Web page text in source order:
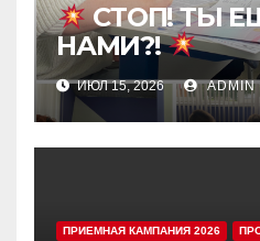
СТОП! ТЫ
НАМИ?!
ИЮЛ 15, 2026 ADMIN
ПРИЕМНАЯ КАМПАНИЯ 2026